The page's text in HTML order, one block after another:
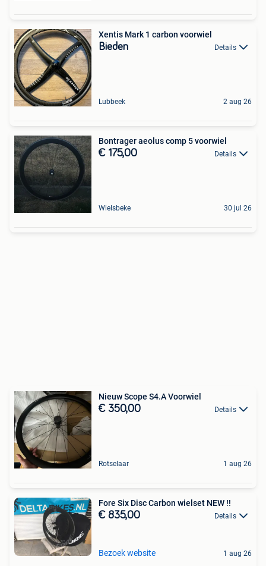
Xentis Mark 1 carbon voorwiel
Bieden Details
Lubbeek 2 aug 26
Bontrager aeolus comp 5 voorwiel
€ 175,00 Details
Wielsbeke 30 jul 26
Nieuw Scope S4.A Voorwiel
€ 350,00 Details
Rotselaar 1 aug 26
Fore Six Disc Carbon wielset NEW !!
€ 835,00 Details
Bezoek website 1 aug 26